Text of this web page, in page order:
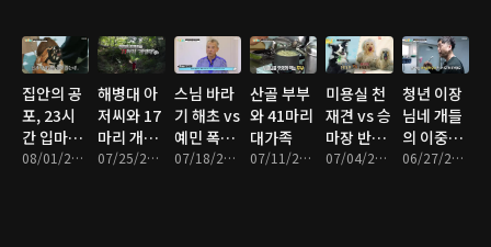
집안의 공
포, 23시
간 입마개
견 샴푸 08/01/2026 • 46분
해병대 아
저씨와 17
마리 개병
대
07/25/2026 • 47분
스님 바라
기 해초 vs
예민 폭발
견 팽이07/18/2026 • 48분
산골 부부
와 41마리
대가족
07/11/2026 • 47분
미용실 천
재견 vs 승
마장 반항
견
07/04/2026 • 47분
청년 이장
님네 개들
의 이중생
활
06/27/2026 • 47분